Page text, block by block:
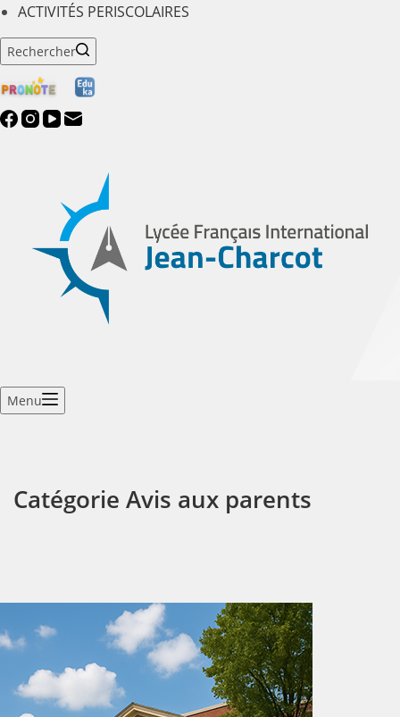
ACTIVITÉS PERISCOLAIRES
Rechercher
Menu
Catégorie Avis aux parents